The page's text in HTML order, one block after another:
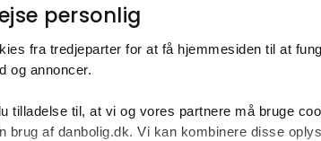
personlig​
fra tredjeparter for at få hjemmesiden til at
og annoncer.​
tilladelse til, at vi og vores partnere må bruge
brug af danbolig.dk. Vi kan kombinere disse
boliger
køberkartotek og få besked når nye boliger